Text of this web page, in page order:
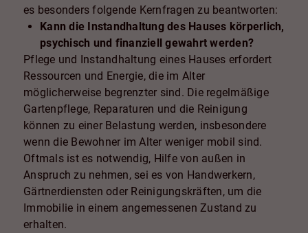
es besonders folgende Kernfragen zu beantworten:
Kann die Instandhaltung des Hauses körperlich,
psychisch und finanziell gewahrt werden?
Pflege und Instandhaltung eines Hauses erfordert
Ressourcen und Energie, die im Alter
möglicherweise begrenzter sind. Die regelmäßige
Gartenpflege, Reparaturen und die Reinigung
können zu einer Belastung werden, insbesondere
wenn die Bewohner im Alter weniger mobil sind.
Oftmals ist es notwendig, Hilfe von außen in
Anspruch zu nehmen, sei es von Handwerkern,
Gärtnerdiensten oder Reinigungskräften, um die
Immobilie in einem angemessenen Zustand zu
erhalten.